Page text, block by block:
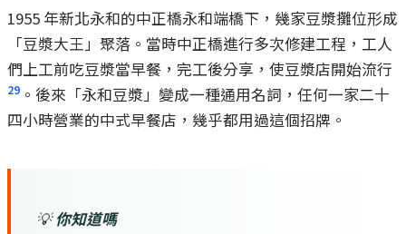
1955 年新北永和的中正橋永和端橋下，幾家豆漿攤位形成
「豆漿大王」聚落。當時中正橋進行多次修建工程，工人
們上工前吃豆漿當早餐，完工後分享，使豆漿店開始流行
29 。後來「永和豆漿」變成一種通用名詞，任何一家二十
四小時營業的中式早餐店，幾乎都用過這個招牌。
💡你知道嗎